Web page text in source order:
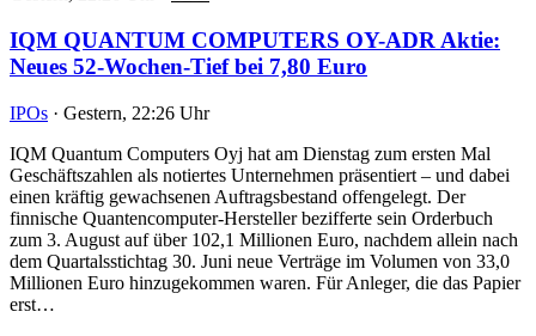
IQM QUANTUM COMPUTERS OY-ADR Aktie:
Neues 52-Wochen-Tief bei 7,80 Euro
IPOs · Gestern, 22:26 Uhr
IQM Quantum Computers Oyj hat am Dienstag zum ersten Mal
Geschäftszahlen als notiertes Unternehmen präsentiert – und dabei
einen kräftig gewachsenen Auftragsbestand offengelegt. Der
finnische Quantencomputer-Hersteller bezifferte sein Orderbuch
zum 3. August auf über 102,1 Millionen Euro, nachdem allein nach
dem Quartalsstichtag 30. Juni neue Verträge im Volumen von 33,0
Millionen Euro hinzugekommen waren. Für Anleger, die das Papier
erst…